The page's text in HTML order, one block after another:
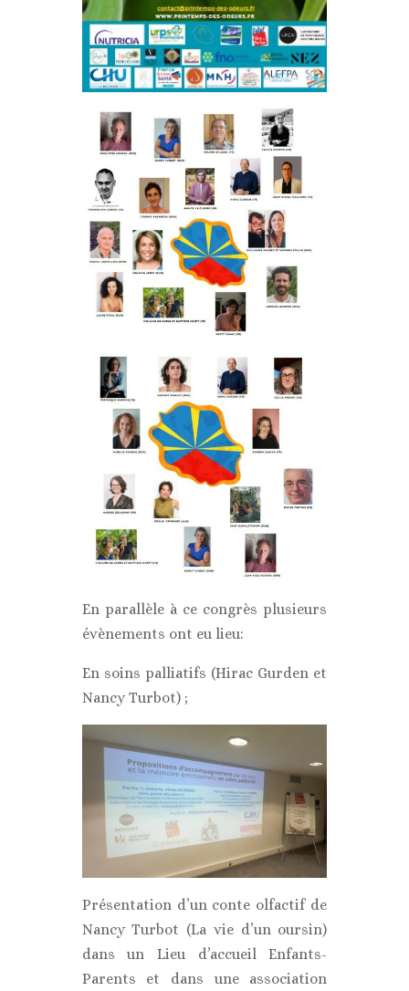
En parallèle à ce congrès plusieurs
évènements ont eu lieu:
En soins palliatifs (Hirac Gurden et
Nancy Turbot) ;
Présentation d’un conte olfactif de
Nancy Turbot (La vie d’un oursin)
dans un Lieu d’accueil Enfants-
Parents et dans une association